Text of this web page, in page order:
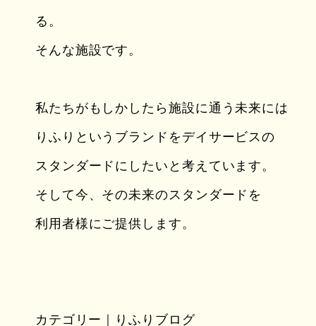
る。
そんな施設です。
私たちがもしかしたら施設に通う未来には
りふりというブランドをデイサービスの
スタンダードにしたいと考えています。
そして今、その未来のスタンダードを
利用者様にご提供します。
カテゴリー｜りふりブログ